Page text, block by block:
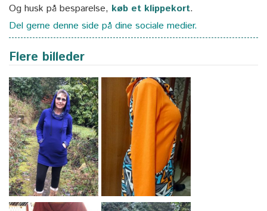
Og husk på besparelse, køb et klippekort.
Del gerne denne side på dine sociale medier.
Flere billeder